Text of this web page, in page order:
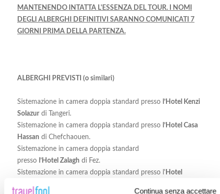
Continua senza accettare
MANTENENDO INTATTA L'ESSENZA DEL TOUR. I NOMI
DEGLI ALBERGHI DEFINITIVI SARANNO COMUNICATI 7
GIORNI PRIMA DELLA PARTENZA.
ALBERGHI PREVISTI (o similari)
Sistemazione in camera doppia standard presso l’ Hotel Kenzi
Solazur di Tangeri.
Sistemazione in camera doppia standard presso l’Hotel Casa
Hassan di Chefchaouen.
Sistemazione in camera doppia standard
presso l’Hotel Zalagh di Fez.
Sistemazione in camera doppia standard presso l' Hotel